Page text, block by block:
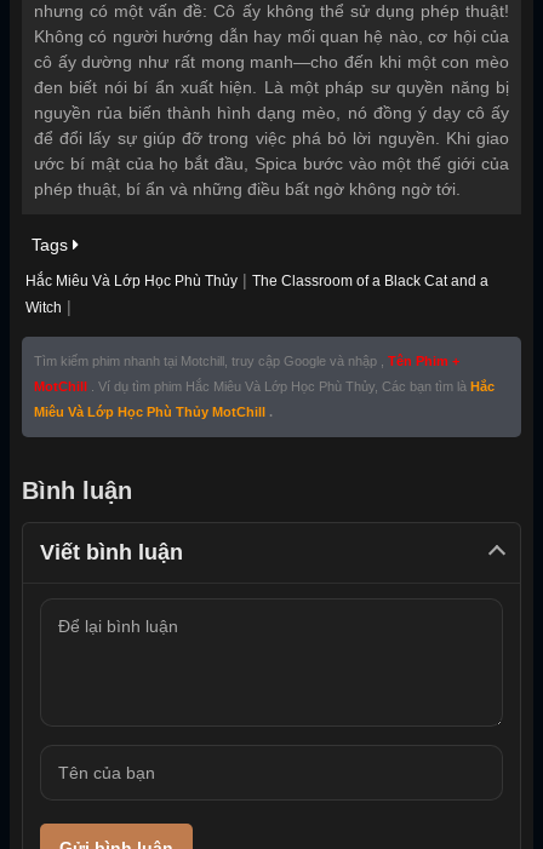
nhưng có một vấn đề: Cô ấy không thể sử dụng phép thuật!
Không có người hướng dẫn hay mối quan hệ nào, cơ hội của
cô ấy dường như rất mong manh—cho đến khi một con mèo
đen biết nói bí ẩn xuất hiện. Là một pháp sư quyền năng bị
nguyền rủa biến thành hình dạng mèo, nó đồng ý dạy cô ấy
để đổi lấy sự giúp đỡ trong việc phá bỏ lời nguyền. Khi giao
ước bí mật của họ bắt đầu, Spica bước vào một thế giới của
phép thuật, bí ẩn và những điều bất ngờ không ngờ tới.
Tags
Hắc Miêu Và Lớp Học Phù Thủy | The Classroom of a Black Cat and a
Witch |
Tìm kiếm phim nhanh tại Motchill, truy cập Google và nhập , Tên Phim +
MotChill
. Ví dụ tìm phim Hắc Miêu Và Lớp Học Phù Thủy, Các bạn tìm là Hắc
Miêu Và Lớp Học Phù Thủy MotChill .
Bình luận
Viết bình luận